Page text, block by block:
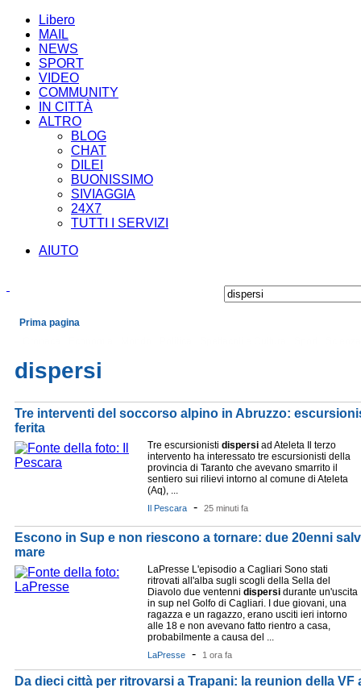
Libero
MAIL
NEWS
SPORT
VIDEO
COMMUNITY
IN CITTÀ
ALTRO
BLOG
CHAT
DILEI
BUONISSIMO
SIVIAGGIA
24X7
TUTTI I SERVIZI
AIUTO
Prima pagina
dispersi
Tre interventi del soccorso alpino in Abruzzo:
ferita
Tre escursionisti dispersi ad Ateleta Il terzo
intervento ha interessato tre escursionisti della
provincia di Taranto che avevano smarrito il
sentiero sui rilievi intorno al comune di Ateleta
(Aq), ...
Il Pescara - 25 minuti fa
Escono in Sup e non riescono a tornare: due 20enni
mare
LaPresse L'episodio a Cagliari Sono stati
ritrovati all'alba sugli scogli della Sella del
Diavolo due ventenni dispersi durante un'uscita
in sup nel Golfo di Cagliari. I due giovani, una
ragazza e un ragazzo, erano usciti ieri intorno
alle 18 e non avevano fatto rientro a casa,
probabilmente a causa del ...
LaPresse - 1 ora fa
Da dieci città per ritrovarsi a Trapani: la reunion della VF